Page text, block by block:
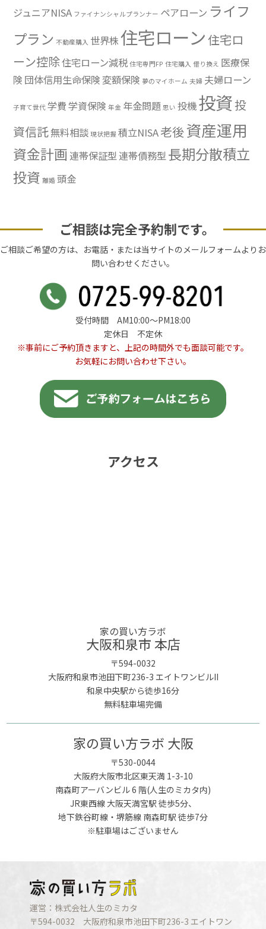
ジュニアNISA ファイナンシャルプランナー ペアローン ライフ
プラン 不動産購入 世界株住宅ローン住宅ロ
ーン控除住宅ローン減税 住宅専門FP 住宅購入 借り換え 医療保
険 団体信用生命保険変額保険 夢のマイホーム 夫婦 夫婦ローン
子育て世代 学費学資保険 年金 年金問題 思い 投機投資投
資信託無料相談 現状把握 積立NISA老後資産運用
資金計画 連帯保証型連帯債務型長期分散積立
投資 離婚 頭金
ご相談は完全予約制です。
ご相談ご希望の方は、お電話・または当サイトのメールフォームよりお
問い合わせください。
受付時間 AM10:00〜PM18:00
定休日 不定休
※事前にご予約頂きますと、上記の時間外でも面談可能です。
お気軽にお問い合わせ下さい。
アクセス
家の買い方ラボ
大阪和泉市 本店
〒594-0032
大阪府和泉市池田下町236-3 エイトワンビルII
和泉中央駅から徒歩16分
無料駐車場完備
家の買い方ラボ 大阪
〒530-0044
大阪府大阪市北区東天満 1-3-10
南森町アーバンビル 6 階(人生のミカタ内)
JR東西線 大阪天満宮駅 徒歩5分、
地下鉄谷町線・堺筋線 南森町駅 徒歩7分
※駐車場はございません
運営：株式会社人生のミカタ
〒594-0032 大阪府和泉市池田下町236-3 エイトワン